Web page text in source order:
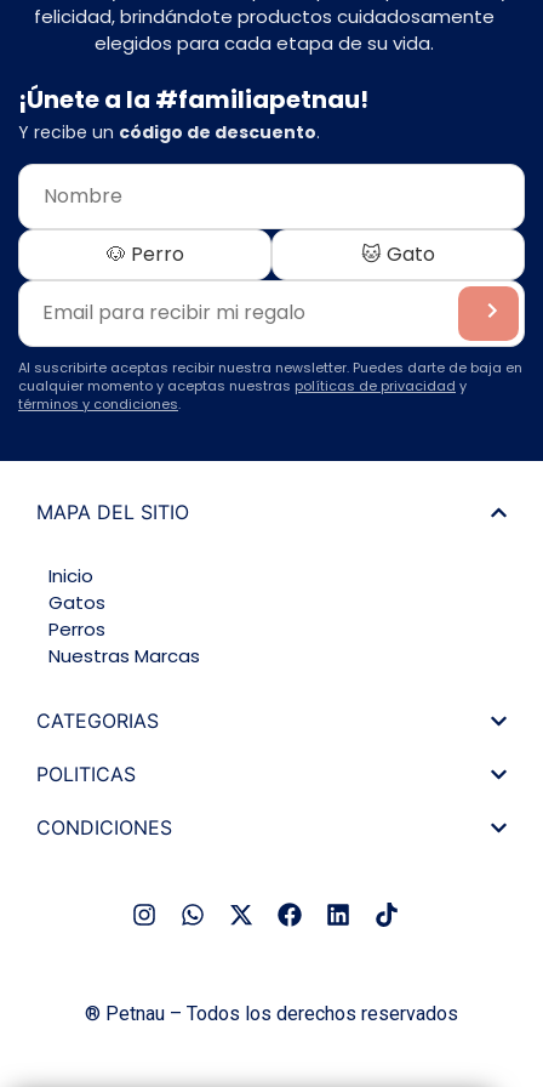
felicidad, brindándote productos cuidadosamente
elegidos para cada etapa de su vida.
¡Únete a la #familiapetnau!
Y recibe un código de descuento.
🐶 Perro 🐱 Gato
Al suscribirte aceptas recibir nuestra newsletter. Puedes darte de baja en
cualquier momento y aceptas nuestras políticas de privacidad y
términos y condiciones.
MAPA DEL SITIO
Inicio
Gatos
Perros
Nuestras Marcas
CATEGORIAS
POLITICAS
CONDICIONES
® Petnau – Todos los derechos reservados